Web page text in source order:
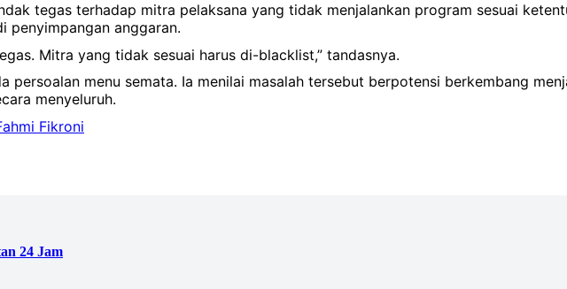
tegas terhadap mitra pelaksana yang tidak menjalankan program sesuai
penyimpangan anggaran.
Mitra yang tidak sesuai harus di-blacklist,” tandasnya.
persoalan menu semata. Ia menilai masalah tersebut berpotensi berkembang
menyeluruh.
Fikroni